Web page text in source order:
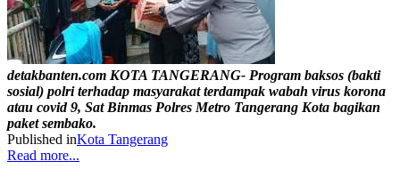
detakbanten.com KOTA TANGERANG- Program baksos (bakti
sosial) polri terhadap masyarakat terdampak wabah virus korona
atau covid 9, Sat Binmas Polres Metro Tangerang Kota bagikan
paket sembako.
Published inKota Tangerang
Read more...